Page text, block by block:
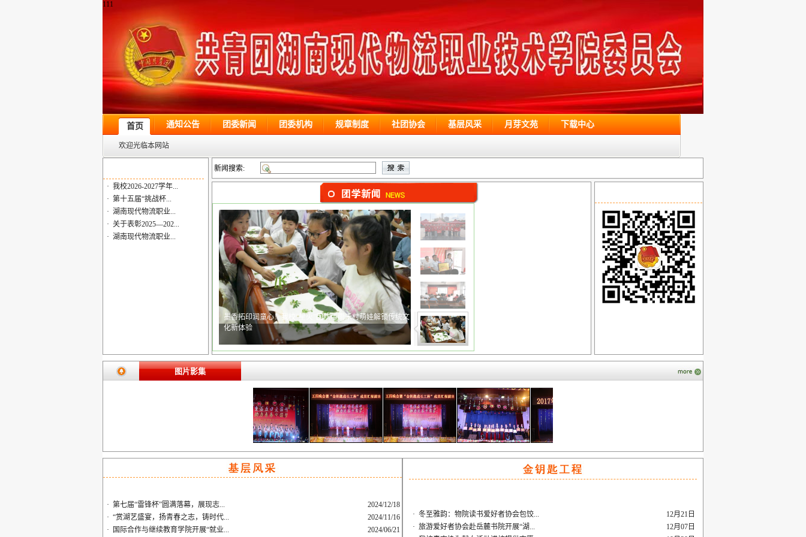
111
首页 通知公告 团委新闻 团委机构 规章制度 社团协会 基层风采 月芽文苑 下载中心
欢迎光临本网站
· 我校2026-2027学年...
· 第十五届“挑战杯...
· 湖南现代物流职业...
· 关于表彰2025—202...
· 湖南现代物流职业...
新闻搜索:
墨香拓印润童心！我校“星火”团队带雨禾村萌娃解锁传统文
化新体验
图片影集
· 第七届“雷锋杯”圆满落幕，展现志...
2024/12/18
· “赏湖艺盛宴，扬青春之志，铸时代...
2024/11/16
·
国际合作与继续教育学院开展“就业... 2024/06/21
· 冬至雅韵：物院读书爱好者协会包饺...
12月21日
· 旅游爱好者协会赴岳麓书院开展“湖...
12月07日